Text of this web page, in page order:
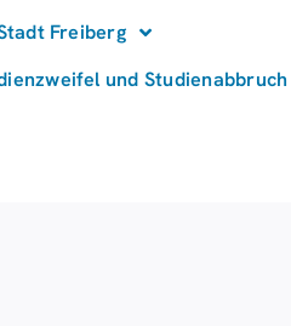
Freiberg
und Studienabbruch